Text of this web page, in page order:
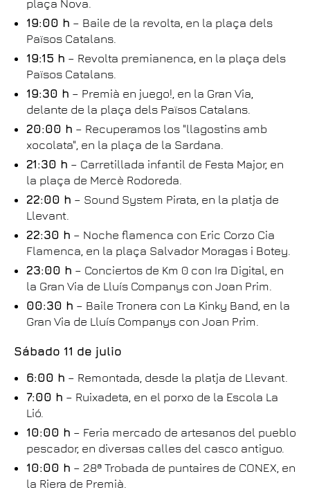
plaça Nova.
19:00 h – Baile de la revolta, en la plaça dels
Països Catalans.
19:15 h – Revolta premianenca, en la plaça dels
Països Catalans.
19:30 h – Premià en juego!, en la Gran Via,
delante de la plaça dels Països Catalans.
20:00 h – Recuperamos los "llagostins amb
xocolata", en la plaça de la Sardana.
21:30 h – Carretillada infantil de Festa Major, en
la plaça de Mercè Rodoreda.
22:00 h – Sound System Pirata, en la platja de
Llevant.
22:30 h – Noche flamenca con Eric Corzo Cia
Flamenca, en la plaça Salvador Moragas i Botey.
23:00 h – Conciertos de Km 0 con Ira Digital, en
la Gran Via de Lluís Companys con Joan Prim.
00:30 h – Baile Tronera con La Kinky Band, en la
Gran Via de Lluís Companys con Joan Prim.
Sábado 11 de julio
6:00 h – Remontada, desde la platja de Llevant.
7:00 h – Ruixadeta, en el porxo de la Escola La
Lió.
10:00 h – Feria mercado de artesanos del pueblo
pescador, en diversas calles del casco antiguo.
10:00 h – 28ª Trobada de puntaires de CONEX, en
la Riera de Premià.